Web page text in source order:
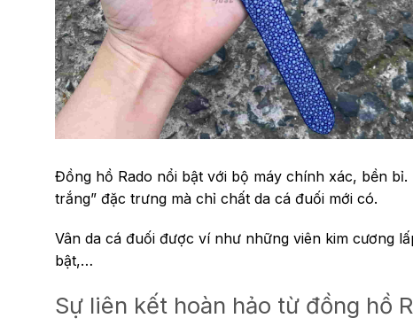
Đồng hồ Rado nổi bật với bộ máy chính xác, bền
trắng” đặc trưng mà chỉ chất da cá đuối mới có.
Vân da cá đuối được ví như những viên kim cương
bật,…
Sự liên kết hoàn hảo từ đồng hồ